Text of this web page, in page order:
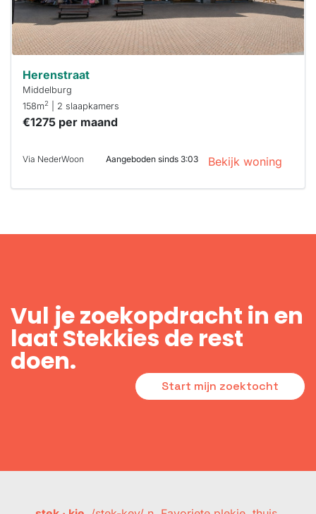
Herenstraat
Middelburg
158m2 | 2 slaapkamers
€1275 per maand
Via NederWoon Aangeboden sinds 3:03 Bekijk woning
Vul je zoekopdracht in en
laat Stekkies de rest
doen.
Start mijn zoektocht